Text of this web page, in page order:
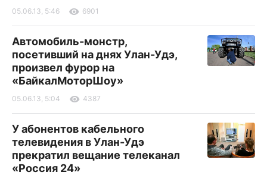
05.06.13, 5:46 6901
Автомобиль-монстр,
посетивший на днях Улан-Удэ,
произвел фурор на
«БайкалМоторШоу»
05.06.13, 5:04 4387
У абонентов кабельного
телевидения в Улан-Удэ
прекратил вещание телеканал
«Россия 24»